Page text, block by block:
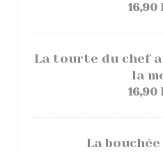
16,90
La tourte du chef
la
16,90
La